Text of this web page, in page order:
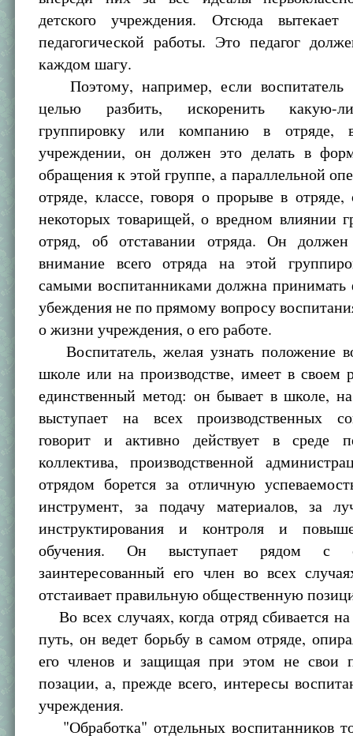
детского учреждения. Отсюда
педагогической работы. Это педагог
каждом шагу.
Поэтому, например, если воспитатель
целью разбить, искоренить какую-
группировку или компанию в отряде,
учреждении, он должен это делать в
обращения к этой группе, а параллельной
отряде, классе, говоря о прорыве в отряде,
некоторых товарищей, о вредном влиянии
отряд, об отставании отряда. Он должен
внимание всего отряда на этой
самыми воспитанниками должна
убеждения не по прямому вопросу
о жизни учреждения, о его работе.
Воспитатель, желая узнать положение
школе или на производстве, имеет в своем
единственный метод: он бывает в школе, на
выступает на всех производственных
говорит и активно действует в среде
коллектива, производственной
отрядом борется за отличную
инструмент, за подачу материалов, за
инструктирования и контроля и
обучения. Он выступает рядом с
заинтересованный его член во всех
отстаивает правильную общественную
Во всех случаях, когда отряд сбивается
путь, он ведет борьбу в самом отряде,
его членов и защищая при этом не свои
позации, а, прежде всего, интересы
учреждения.
"Обработка" отдельных воспитанников